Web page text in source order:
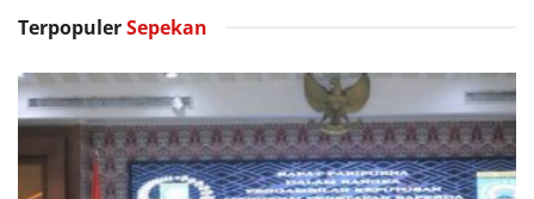
TerpopulerSepekan